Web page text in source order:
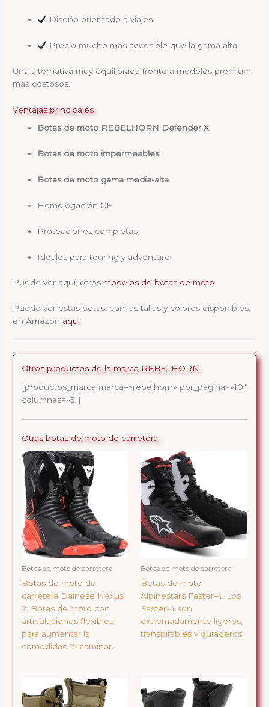
Diseño orientado a viajes
Precio mucho más accesible que la gama alta
Una alternativa muy equilibrada frente a modelos premium
más costosos.
Ventajas principales
Botas de moto REBELHORN Defender X
Botas de moto impermeables
Botas de moto gama media-alta
Homologación CE
Protecciones completas
Ideales para touring y adventure
Puede ver aquí, otros modelos de botas de moto
Puede ver estas botas, con las tallas y colores disponibles,
en Amazon aquí
Otros productos de la marca REBELHORN
[productos_marca marca=»rebelhorn» por_pagina=»10″
columnas=»5″]
Otras botas de moto de carretera
Botas de moto de carretera
Botas de moto de
carretera Dainese Nexus
2. Botas de moto con
articulaciones flexibles
para aumentar la
comodidad al caminar.
Botas de moto de carretera
Botas de moto
Alpinestars Faster-4. Los
Faster-4 son
extremadamente ligeros,
transpirables y duraderos